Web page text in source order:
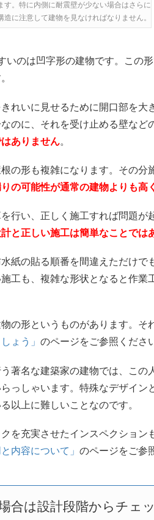
す。特に内側に耐震壁が少ない場合はさらに
に注意して建物を見なければなりません。
いのは凹字形の建物です。この
れいに見せるために開口部を大
のに、それを受け止める壁など
ありません。
の形も複雑になります。その分
の可能性が通常の建物よりも高
行い、正しく施工すれば問題
と正しい施工は簡単なことでは
紙の貼る順番を間違えただけで
工も、複雑な形状となると作業
の形というものがあります。そ
ょう」 のページをご参照くださ
著名な建築家の建物では、この
っしゃいます。特殊なデザイン
以上に難しいことなのです。
を充実させたインスペクション
内容について」 のページをご参
合は設計段階からチェ